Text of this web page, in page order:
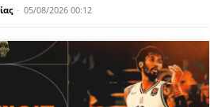
- 05/08/2026 00:12